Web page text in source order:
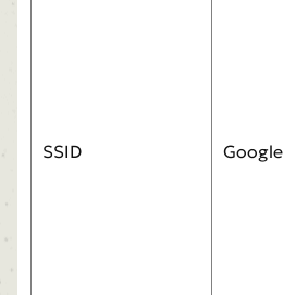
SSID Google